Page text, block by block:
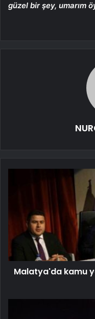
güzel bir şey, umarım
Malatya'da kamu